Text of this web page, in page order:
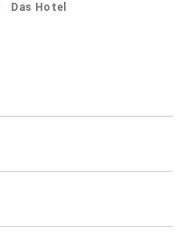
Das Hotel